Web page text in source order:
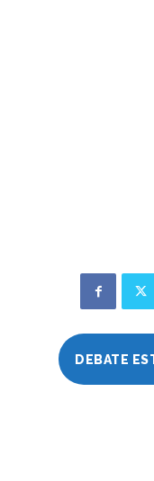
DEBATE